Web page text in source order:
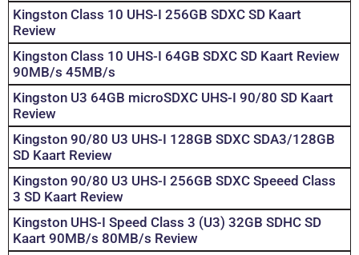
Kingston Class 10 UHS-I 256GB SDXC SD Kaart
Review
Kingston Class 10 UHS-I 64GB SDXC SD Kaart Review
90MB/s 45MB/s
Kingston U3 64GB microSDXC UHS-I 90/80 SD Kaart
Review
Kingston 90/80 U3 UHS-I 128GB SDXC SDA3/128GB
SD Kaart Review
Kingston 90/80 U3 UHS-I 256GB SDXC Speeed Class
3 SD Kaart Review
Kingston UHS-I Speed Class 3 (U3) 32GB SDHC SD
Kaart 90MB/s 80MB/s Review